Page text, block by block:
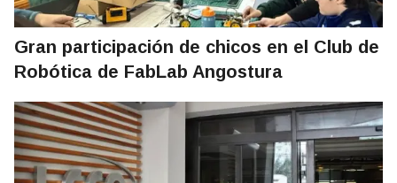
Gran participación de chicos en el Club de
Robótica de FabLab Angostura